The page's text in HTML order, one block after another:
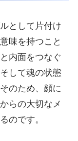
として片付け
味を持つこと
内面をつなぐ
して魂の状態
のため、顔に
らの大切なメ
のです。